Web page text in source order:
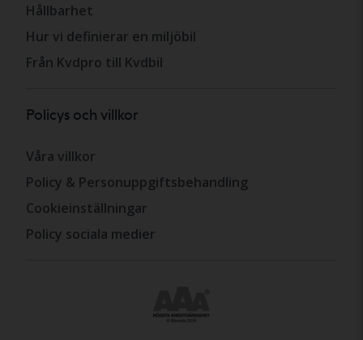
Hållbarhet
Hur vi definierar en miljöbil
Från Kvdpro till Kvdbil
Policys och villkor
Våra villkor
Policy & Personuppgiftsbehandling
Cookieinställningar
Policy sociala medier